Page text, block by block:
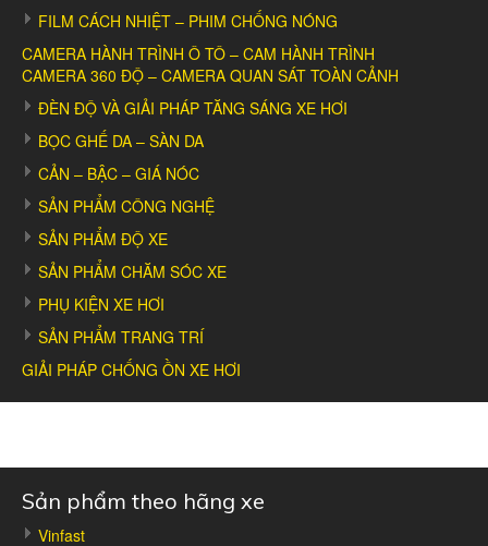
Âm thanh Bluetooh:
âm thanh được phát qua Bluetooh vượt trội hay hơn rất nhiều so
với các đầu khác tích hợp qua CPU
FILM CÁCH NHIỆT – PHIM CHỐNG NÓNG
CAMERA HÀNH TRÌNH Ô TÔ – CAM HÀNH TRÌNH
CAMERA 360 ĐỘ – CAMERA QUAN SÁT TOÀN CẢNH
ĐÈN ĐỘ VÀ GIẢI PHÁP TĂNG SÁNG XE HƠI
BỌC GHẾ DA – SÀN DA
CẢN – BẬC – GIÁ NÓC
SẢN PHẨM CÔNG NGHỆ
SẢN PHẨM ĐỘ XE
SẢN PHẨM CHĂM SÓC XE
PHỤ KIỆN XE HƠI
SẢN PHẨM TRANG TRÍ
GIẢI PHÁP CHỐNG ỒN XE HƠI
Sản phẩm theo hãng xe
Vinfast